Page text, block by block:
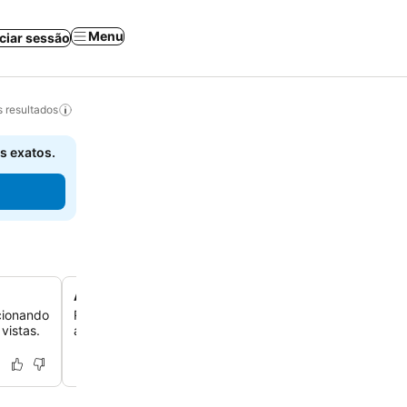
sessão Menu
resultados
exatos.
Assentos ao ar livre para ar fresco
Relaxe ao ar livre com assentos disponíveis, perfeitos
aproveitar o ar fresco e o ambiente tranquilo da